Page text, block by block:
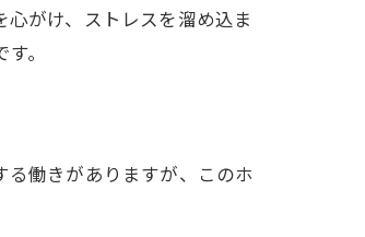
がけ、ストレスを溜め込ま
。
働きがありますが、このホ